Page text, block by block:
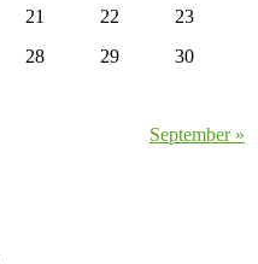
21 22
23
28 29
30
September »